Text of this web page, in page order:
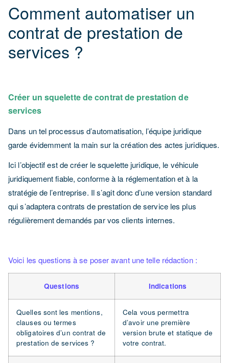
Comment automatiser un
contrat de prestation de
services ?
Créer un squelette de contrat de prestation de
services
Dans un tel processus d’automatisation, l’équipe juridique
garde évidemment la main sur la création des actes juridiques.
Ici l’objectif est de créer le squelette juridique, le véhicule
juridiquement fiable, conforme à la réglementation et à la
stratégie de l’entreprise. Il s’agit donc d’une version standard
qui s’adaptera contrats de prestation de service les plus
régulièrement demandés par vos clients internes.
Voici les questions à se poser avant une telle rédaction :
Questions Indications
Quelles sont les mentions,
clauses ou termes
obligatoires d’un contrat de
prestation de services ?
Cela vous permettra
d’avoir une première
version brute et statique de
votre contrat.